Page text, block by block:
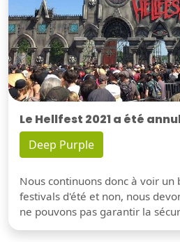
Le Hellfest 2021 a été
Deep Purple
Nous continuons donc à voir
festivals d'été et non, nous
ne pouvons pas garantir la